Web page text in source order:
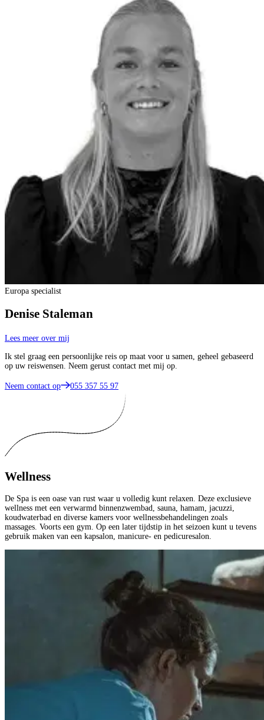
Europa specialist
Denise Staleman
Lees meer over mij
Ik stel graag een persoonlijke reis op maat voor u samen, geheel gebaseerd
op uw reiswensen. Neem gerust contact met mij op.
Neem contact op 055 357 55 97
Wellness
De Spa is een oase van rust waar u volledig kunt relaxen. Deze exclusieve
wellness met een verwarmd binnenzwembad, sauna, hamam, jacuzzi,
koudwaterbad en diverse kamers voor wellnessbehandelingen zoals
massages. Voorts een gym. Op een later tijdstip in het seizoen kunt u tevens
gebruik maken van een kapsalon, manicure- en pedicuresalon.